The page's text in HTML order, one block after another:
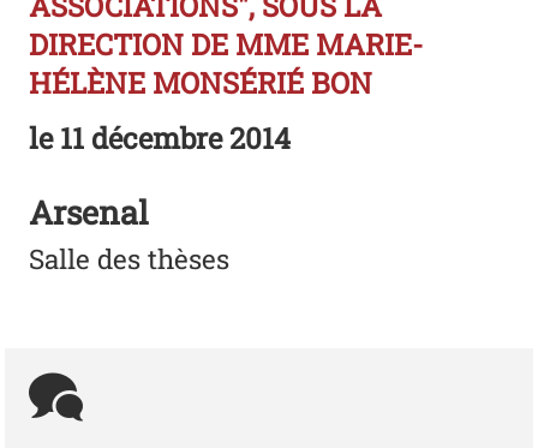
DIRECTION DE MME MARIE-
HÉLÈNE MONSÉRIÉ BON
le11 décembre 2014
Arsenal
Salle des thèses